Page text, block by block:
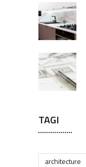
TAGI
architecture